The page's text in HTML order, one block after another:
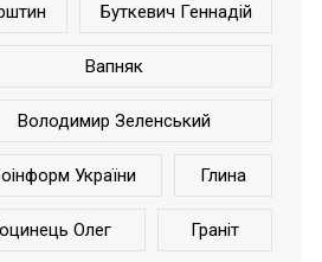
Буткевич Геннадій
Вапняк
Володимир Зеленський
України Глина
Олег Граніт